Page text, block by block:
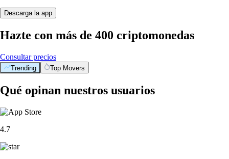
Descarga la app
Hazte con más de 400 criptomonedas
Consultar precios
Trending Top Movers
Qué opinan nuestros usuarios
4.7